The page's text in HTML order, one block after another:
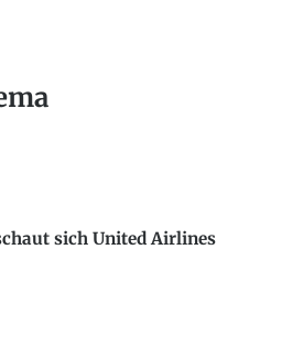
sich United Airlines